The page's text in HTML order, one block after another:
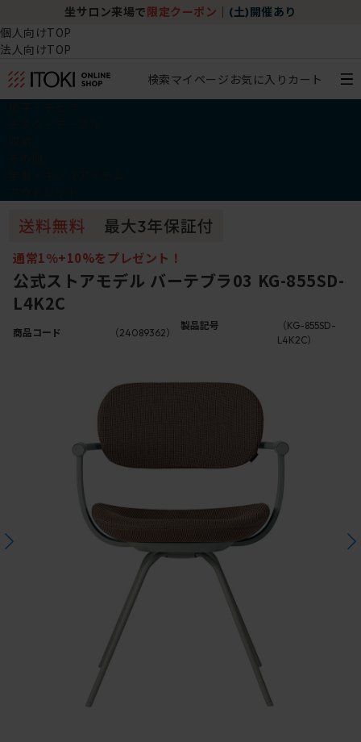
坐サロン来場で 限定クーポン (土)開催あり
個人向けTOP
法人向けTOP
検索マイページ お気に入り カート
通常1％+10%をプレゼント！
公式ストアモデル バーテブラ03 KG-855SD-
L4K2C
商品コード （24089362）
製品記号
（KG-855SD-
L4K2C）